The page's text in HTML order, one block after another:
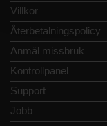
Villkor
Återbetalningspolicy
Anmäl missbruk
Kontrollpanel
Support
Jobb